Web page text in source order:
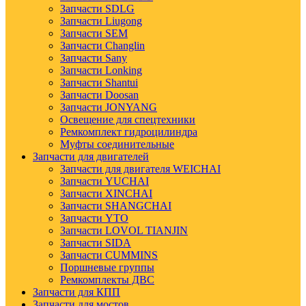
Запчасти SDLG
Запчасти Liugong
Запчасти SEM
Запчасти Changlin
Запчасти Sany
Запчасти Lonking
Запчасти Shantui
Запчасти Doosan
Запчасти JONYANG
Освещение для спецтехники
Ремкомплект гидроцилиндра
Муфты соединительные
Запчасти для двигателей
Запчасти для двигателя WEICHAI
Запчасти YUCHAI
Запчасти XINCHAI
Запчасти SHANGCHAI
Запчасти YTO
Запчасти LOVOL TIANJIN
Запчасти SIDA
Запчасти CUMMINS
Поршневые группы
Ремкомплекты ДВС
Запчасти для КПП